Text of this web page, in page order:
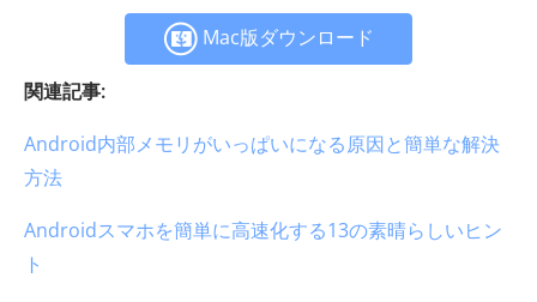
Mac版ダウンロード
関連記事:
Android内部メモリがいっぱいになる原因と簡単な解決
方法
Androidスマホを簡単に高速化する13の素晴らしいヒン
ト